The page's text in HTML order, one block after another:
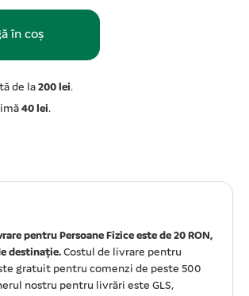
în coș
de la 200 lei.
40 lei.
pentru Persoane Fizice este de 20 RON,
destinație.Costul de livrare pentru
gratuit pentru comenzi de peste 500
nostru pentru livrări este GLS,